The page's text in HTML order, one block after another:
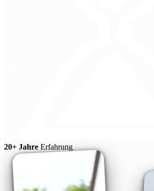
20+ Jahre Erfahrung